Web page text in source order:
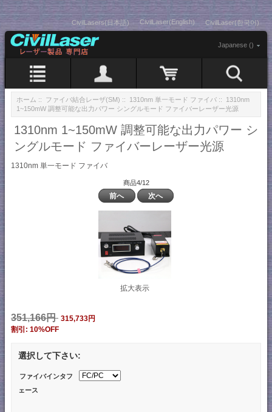
CivilLasers(日本語) CivilLaser(English) CivilLaser(한국어)
Japanese ()
ホーム :: ファイバ結合レーザ(SM) :: 1310nm 単一モード ファイバ :: 1310nm
1~150mW 調整可能な出力パワー シングルモード ファイバーレーザー光源
1310nm 1~150mW 調整可能な出力パワー シ
ングルモード ファイバーレーザー光源
1310nm 単一モード ファイバ
商品4/12
前へ 次へ
拡大表示
351,166円 315,733円
割引: 10%OFF
選択して下さい:
ファイバインタフ
ェース